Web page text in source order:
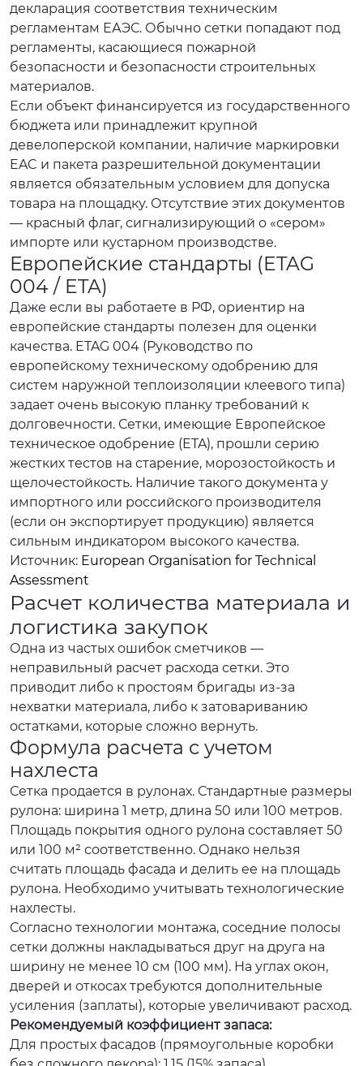
декларация соответствия техническим
регламентам ЕАЭС. Обычно сетки попадают под
регламенты, касающиеся пожарной
безопасности и безопасности строительных
материалов.
Если объект финансируется из государственного
бюджета или принадлежит крупной
девелоперской компании, наличие маркировки
EAC и пакета разрешительной документации
является обязательным условием для допуска
товара на площадку. Отсутствие этих документов
— красный флаг, сигнализирующий о «сером»
импорте или кустарном производстве.
Европейские стандарты (ETAG
004 / ETA)
Даже если вы работаете в РФ, ориентир на
европейские стандарты полезен для оценки
качества. ETAG 004 (Руководство по
европейскому техническому одобрению для
систем наружной теплоизоляции клеевого типа)
задает очень высокую планку требований к
долговечности. Сетки, имеющие Европейское
техническое одобрение (ETA), прошли серию
жестких тестов на старение, морозостойкость и
щелочестойкость. Наличие такого документа у
импортного или российского производителя
(если он экспортирует продукцию) является
сильным индикатором высокого качества.
Источник: European Organisation for Technical
Assessment
Расчет количества материала и
логистика закупок
Одна из частых ошибок сметчиков —
неправильный расчет расхода сетки. Это
приводит либо к простоям бригады из-за
нехватки материала, либо к затовариванию
остатками, которые сложно вернуть.
Формула расчета с учетом
нахлеста
Сетка продается в рулонах. Стандартные размеры
рулона: ширина 1 метр, длина 50 или 100 метров.
Площадь покрытия одного рулона составляет 50
или 100 м² соответственно. Однако нельзя
считать площадь фасада и делить ее на площадь
рулона. Необходимо учитывать технологические
нахлесты.
Согласно технологии монтажа, соседние полосы
сетки должны накладываться друг на друга на
ширину не менее 10 см (100 мм). На углах окон,
дверей и откосах требуются дополнительные
усиления (заплаты), которые увеличивают расход.
Рекомендуемый коэффициент запаса:
Для простых фасадов (прямоугольные коробки